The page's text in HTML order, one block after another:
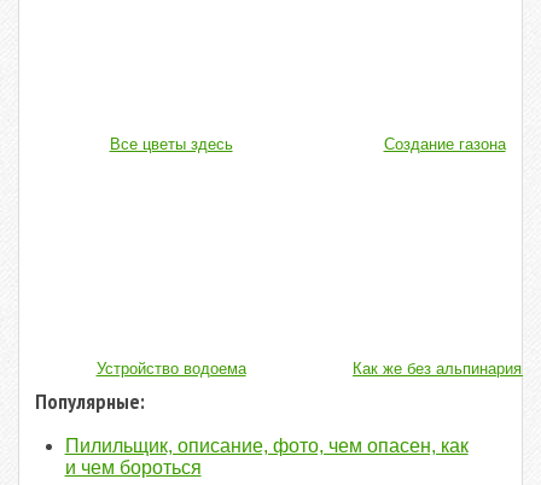
Все цветы здесь Создание газона
Устройство водоема Как же без альпинария...
Популярные:
Пилильщик, описание, фото, чем опасен, как
и чем бороться